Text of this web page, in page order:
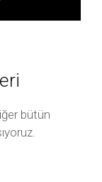
bütün